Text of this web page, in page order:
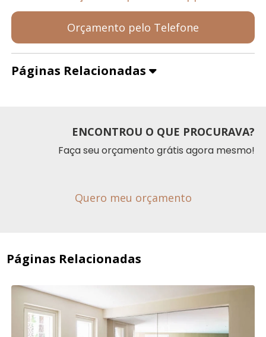
Orçamento pelo Telefone
Páginas Relacionadas
ENCONTROU O QUE PROCURAVA?
Faça seu orçamento grátis agora mesmo!
Quero meu orçamento
Páginas Relacionadas